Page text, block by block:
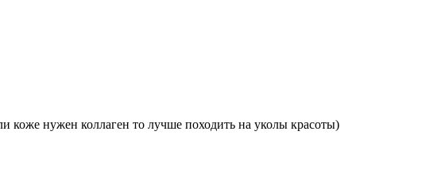
коже нужен коллаген то лучше походить на уколы красоты)